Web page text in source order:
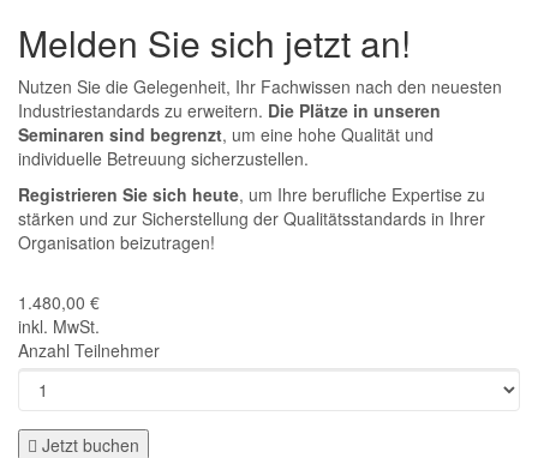
Melden Sie sich jetzt an!
Nutzen Sie die Gelegenheit, Ihr Fachwissen nach den neuesten
Industriestandards zu erweitern. Die Plätze in unseren
Seminaren sind begrenzt, um eine hohe Qualität und
individuelle Betreuung sicherzustellen.
Registrieren Sie sich heute, um Ihre berufliche Expertise zu
stärken und zur Sicherstellung der Qualitätsstandards in Ihrer
Organisation beizutragen!
1.480,00 €
inkl. MwSt.
Anzahl Teilnehmer
Jetzt buchen